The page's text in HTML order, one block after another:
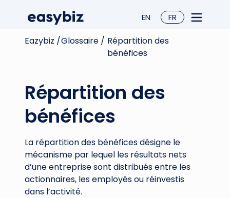
FR
EN
Glossaire / Répartition des
bénéfices
Eazybiz /
La répartition des bénéfices désigne le
mécanisme par lequel les résultats nets
d’une entreprise sont distribués entre les
actionnaires, les employés ou réinvestis
dans l’activité.
Répartition des
bénéfices